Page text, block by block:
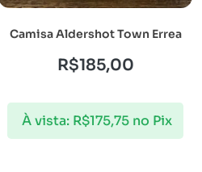
Camisa Aldershot Town Errea
R$185,00
À vista: R$175,75 no Pix